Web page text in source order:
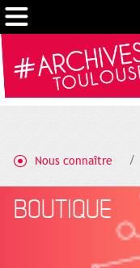
Nous connaître
BOUTIQUE
Gestion de vos